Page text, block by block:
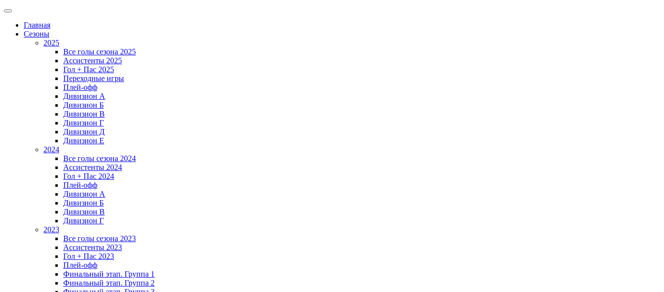
Главная
Сезоны
2025
Все голы сезона 2025
Ассистенты 2025
Гол + Пас 2025
Переходные игры
Плей-офф
Дивизион A
Дивизион Б
Дивизион В
Дивизион Г
Дивизион Д
Дивизион Е
2024
Все голы сезона 2024
Ассистенты 2024
Гол + Пас 2024
Плей-офф
Дивизион A
Дивизион Б
Дивизион В
Дивизион Г
2023
Все голы сезона 2023
Ассистенты 2023
Гол + Пас 2023
Плей-офф
Финальный этап. Группа 1
Финальный этап. Группа 2